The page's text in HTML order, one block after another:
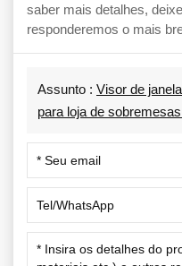
saber mais detalhes,
responderemos o mais
Assunto : Visor de
para loja de